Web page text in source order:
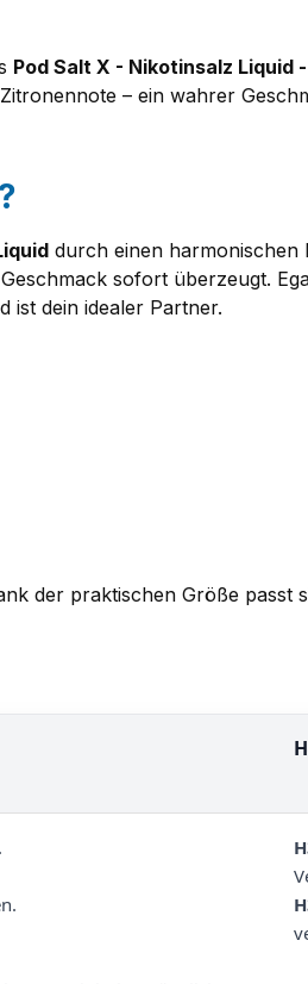
Pod Salt X - Nikotinsalz
– ein wahrer
durch einen harmonischen
sofort überzeugt.
ist dein idealer Partner.
der praktischen Größe passt